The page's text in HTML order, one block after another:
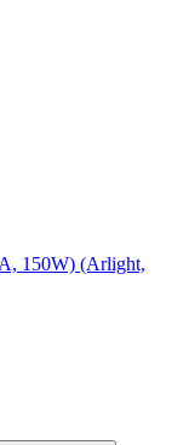
150W) (Arlight,